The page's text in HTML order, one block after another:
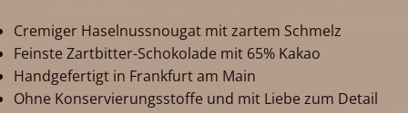
Cremiger Haselnussnougat mit zartem Schmelz
Feinste Zartbitter-Schokolade mit 65% Kakao
Handgefertigt in Frankfurt am Main
Ohne Konservierungsstoffe und mit Liebe zum Detail